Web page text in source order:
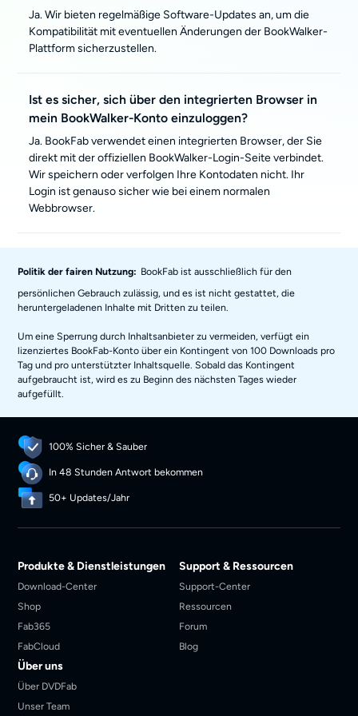
Ja. Wir bieten regelmäßige Software-Updates an, um die
Kompatibilität mit eventuellen Änderungen der BookWalker-
Plattform sicherzustellen.
Ist es sicher, sich über den integrierten Browser in
mein BookWalker-Konto einzuloggen?
Ja. BookFab verwendet einen integrierten Browser, der Sie
direkt mit der offiziellen BookWalker-Login-Seite verbindet.
Wir speichern oder verfolgen Ihre Kontodaten nicht. Ihr
Login ist genauso sicher wie bei einem normalen
Webbrowser.
Politik der fairen Nutzung: BookFab ist ausschließlich für den
persönlichen Gebrauch zulässig, und es ist nicht gestattet, die
heruntergeladenen Inhalte mit Dritten zu teilen.
Um eine Sperrung durch Inhaltsanbieter zu vermeiden, verfügt ein
lizenziertes BookFab-Konto über ein Kontingent von 100 Downloads pro
Tag und pro unterstützter Inhaltsquelle. Sobald das Kontingent
aufgebraucht ist, wird es zu Beginn des nächsten Tages wieder
aufgefüllt.
100% Sicher & Sauber
In 48 Stunden Antwort bekommen
50+ Updates/Jahr
Produkte & Dienstleistungen
Download-Center
Shop
Fab365
FabCloud
Support & Ressourcen
Support-Center
Ressourcen
Forum
Blog
Über uns
Über DVDFab
Unser Team